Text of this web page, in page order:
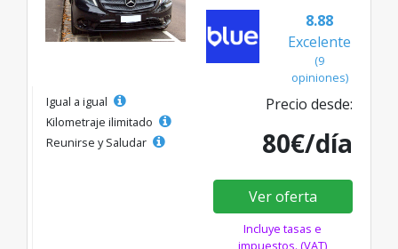
8.88
Excelente
(9
opiniones)
Igual a igual
Kilometraje ilimitado
Reunirse y Saludar
Precio desde:
80€/día
Ver oferta
Incluye tasas e
impuestos. (VAT)